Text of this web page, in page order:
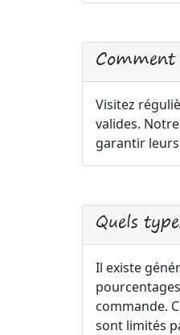
Visitez
valides.
garantir
Quels
Il existe
commande.
sont limités